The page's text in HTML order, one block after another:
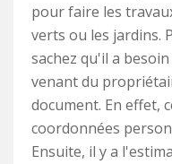
pour faire les
verts ou les jardins.
sachez qu'il a
venant du
document. En effet,
coordonnées
Ensuite, il y a